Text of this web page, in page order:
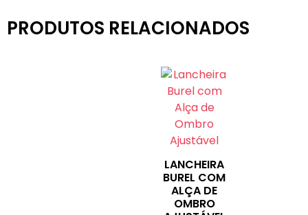
PRODUTOS RELACIONADOS
LANCHEIRA
BUREL COM
ALÇA DE
OMBRO